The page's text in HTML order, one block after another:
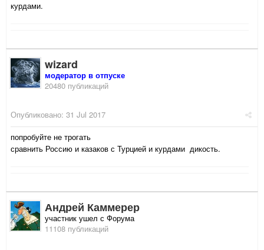
курдами.
wizard
модератор в отпуске
20480 публикаций
Опубликовано: 31 Jul 2017
попробуйте не трогать
сравнить Россию и казаков с Турцией и курдами дикость.
Андрей Каммерер
участник ушел с Форума
11108 публикаций